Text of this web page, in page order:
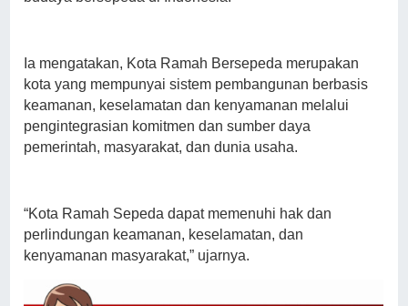
Ia mengatakan, Kota Ramah Bersepeda merupakan
kota yang mempunyai sistem pembangunan berbasis
keamanan, keselamatan dan kenyamanan melalui
pengintegrasian komitmen dan sumber daya
pemerintah, masyarakat, dan dunia usaha.
“Kota Ramah Sepeda dapat memenuhi hak dan
perlindungan keamanan, keselamatan, dan
kenyamanan masyarakat,” ujarnya.